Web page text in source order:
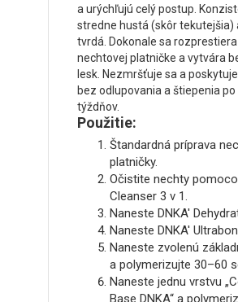
a urýchľujú celý postup.
stredne hustá (skôr tekutejšia)
tvrdá. Dokonale sa
nechtovej platničke a vytvára
lesk. Nezmršťuje sa a
bez odlupovania a štiepenia
týždňov.
Použitie:
Štandardná príprava
platničky.
Očistite nechty
Cleanser 3 v 1.
Naneste DNKA'
Naneste DNKA'
Naneste zvolenú
a polymerizujte 30–60
Naneste jednu vrstvu
Base DNKA“ a